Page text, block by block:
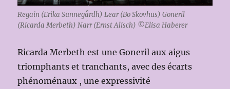
Regain (Erika Sunnegårdh) Lear (Bo Skovhus) Goneril
(Ricarda Merbeth) Narr (Ernst Alisch) ©Elisa Haberer
Ricarda Merbeth est une Goneril aux aigus
triomphants et tranchants, avec des écarts
phénoménaux , une expressivité